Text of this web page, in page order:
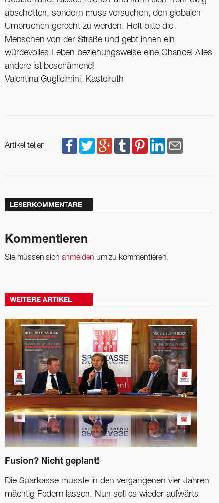
abschotten, sondern muss versuchen, den globalen
Umbrüchen gerecht zu werden. Holt bitte die
Menschen von der Straße und gebt ihnen ein
würdevolles Leben beziehungsweise eine Chance! Alles
andere ist beschämend!
Valentina Guglielmini, Kastelruth
Artikel teilen
LESERKOMMENTARE
Kommentieren
Sie müssen sich anmelden um zu kommentieren.
WEITERE ARTIKEL
Fusion? Nicht geplant!
Die Sparkasse musste in den vergangenen vier Jahren
mächtig Federn lassen. Nun soll es wieder aufwärts